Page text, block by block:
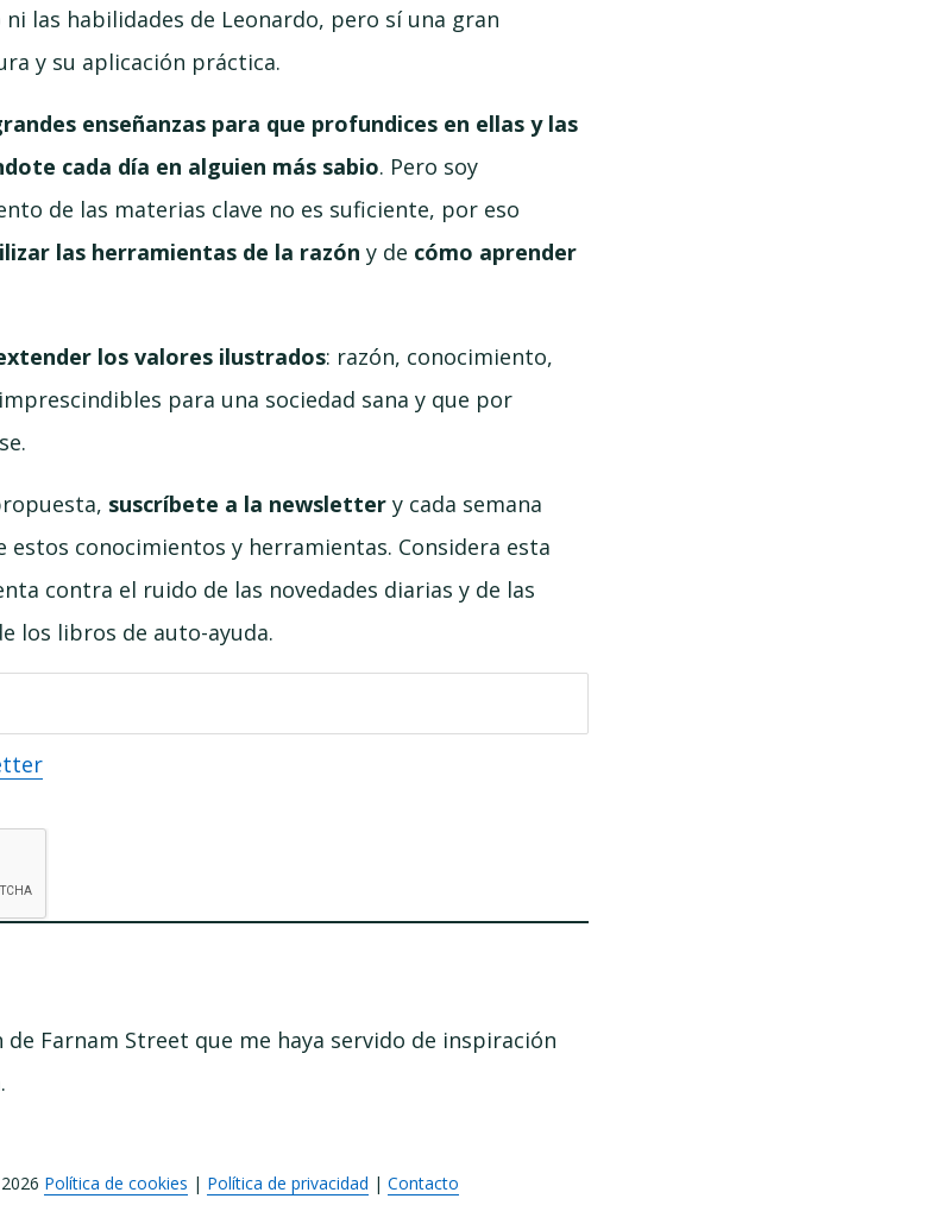
las habilidades de Leonardo, pero sí una gran
y su aplicación práctica.
enseñanzas para que profundices en ellas y las
cada día en alguien más sabio. Pero soy
de las materias clave no es suficiente, por eso
las herramientas de la razón y de cómo aprender
los valores ilustrados: razón, conocimiento,
para una sociedad sana y que por
suscríbete a la newsletter y cada semana
estos conocimientos y herramientas. Considera esta
contra el ruido de las novedades diarias y de las
los libros de auto-ayuda.
de Farnam Street que me haya servido de inspiración
Política de cookies | Política de privacidad | Contacto